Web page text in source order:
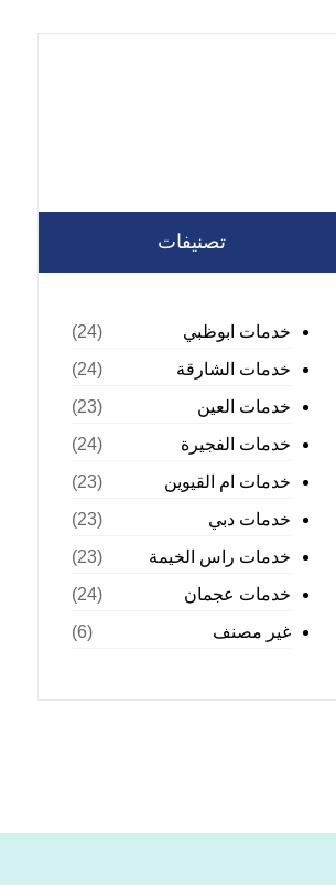
تصنيفات
خدمات ابوظبي
(24)
خدمات الشارقة
(24)
خدمات العين
(23)
خدمات الفجيرة
(24)
خدمات ام القيوين
(23)
خدمات دبي
(23)
خدمات راس الخيمة
(23)
خدمات عجمان
(24)
غير مصنف
(6)